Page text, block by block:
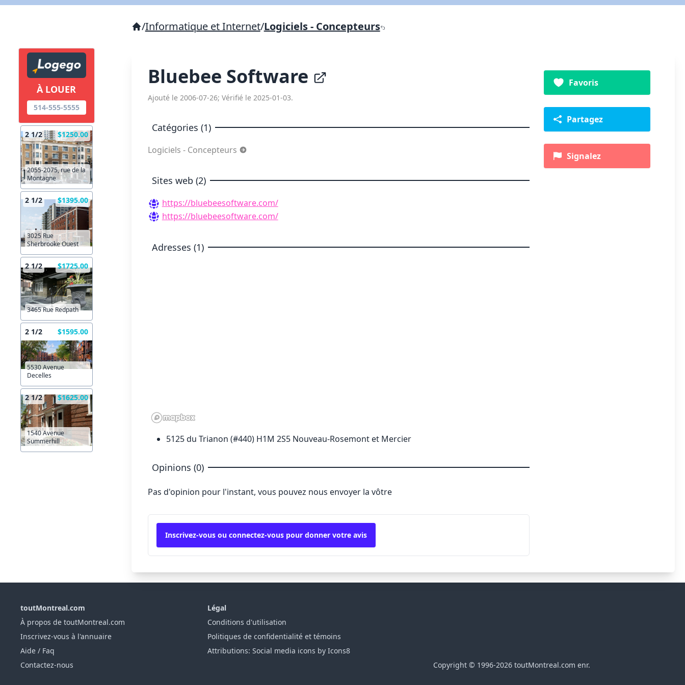
À LOUER
514-555-5555
2 1/2 $1250.00
2055-2075, rue de la
Montagne
2 1/2 $1395.00
3025 Rue
Sherbrooke Ouest
2 1/2 $1725.00
3465 Rue Redpath
2 1/2 $1595.00
5530 Avenue
Decelles
2 1/2 $1625.00
1540 Avenue
Summerhill
/Informatique et Internet/Logiciels - Concepteurs
Bluebee Software
Ajouté le 2006-07-26; Vérifié le 2025-01-03.
Catégories (1)
Logiciels - Concepteurs
Sites web (2)
https://bluebeesoftware.com/
https://bluebeesoftware.com/
Adresses (1)
5125 du Trianon (#440) H1M 2S5 Nouveau-Rosemont et Mercier
Opinions (0)
Pas d'opinion pour l'instant, vous pouvez nous envoyer la vôtre
Inscrivez-vous ou connectez-vous pour donner votre avis
Favoris
Partagez
Signalez
toutMontreal.com
À propos de toutMontreal.com
Inscrivez-vous à l'annuaire
Aide / Faq
Contactez-nous
Légal
Conditions d'utilisation
Politiques de confidentialité et témoins
Attributions: Social media icons by Icons8
Copyright © 1996-2026 toutMontreal.com enr.
X Fermer